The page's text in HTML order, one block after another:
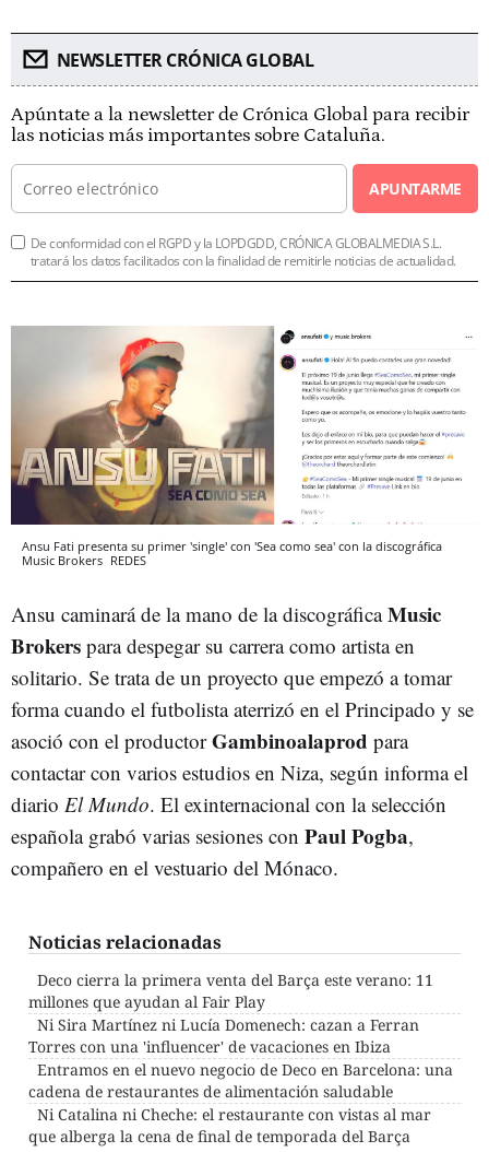
NEWSLETTER CRÓNICA GLOBAL
Apúntate a la newsletter de Crónica Global para recibir
las noticias más importantes sobre Cataluña.
APUNTARME
De conformidad con el RGPD y la LOPDGDD, CRÓNICA GLOBALMEDIA S.L.
tratará los datos facilitados con la finalidad de remitirle noticias de actualidad.
Ansu Fati presenta su primer 'single' con 'Sea como sea' con la discográfica
Music Brokers REDES
Ansu caminará de la mano de la discográficaMusic
Brokers para despegar su carrera como artista en
solitario. Se trata de un proyecto que empezó a tomar
forma cuando el futbolista aterrizó en el Principado y se
asoció con el productorGambinoalaprod para
contactar con varios estudios en Niza, según informa el
diario El Mundo. El exinternacional con la selección
española grabó varias sesiones con Paul Pogba,
compañero en el vestuario del Mónaco.
Noticias relacionadas
Deco cierra la primera venta del Barça este verano: 11
millones que ayudan al Fair Play
Ni Sira Martínez ni Lucía Domenech: cazan a Ferran
Torres con una 'influencer' de vacaciones en Ibiza
Entramos en el nuevo negocio de Deco en Barcelona: una
cadena de restaurantes de alimentación saludable
Ni Catalina ni Cheche: el restaurante con vistas al mar
que alberga la cena de final de temporada del Barça